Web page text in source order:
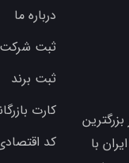
با
درباره ما
ثبت شرکت
ثبت برند
کارت
کد